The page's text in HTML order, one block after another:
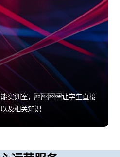
能实训室，让学生直接
及相关知识